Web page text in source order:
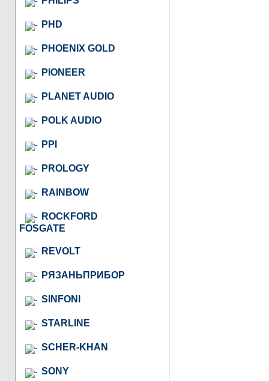
PHD
PHOENIX GOLD
PIONEER
PLANET AUDIO
POLK AUDIO
PPI
PROLOGY
RAINBOW
ROCKFORD
FOSGATE
REVOLT
РЯЗАНЬПРИБОР
SINFONI
STARLINE
SCHER-KHAN
SONY